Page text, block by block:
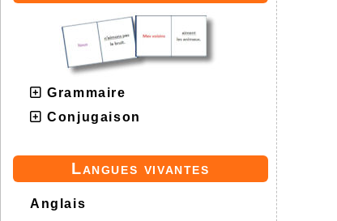
Grammaire
Conjugaison
Langues vivantes
Anglais